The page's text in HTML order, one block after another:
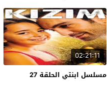
02:21:11
مسلسل ابنتي الحلقة 27